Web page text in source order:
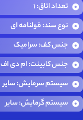
تعداد اتاق: 1
نوع سند: قولنامه ای
جنس کف: سرامیک
جنس کابینت: ام دی اف
سیستم سرمایش: سایر
سیستم گرمایش: سایر